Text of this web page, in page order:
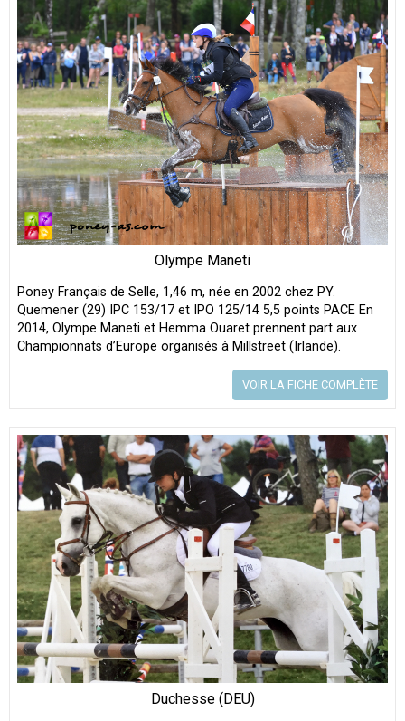
Olympe Maneti
Poney Français de Selle, 1,46 m, née en 2002 chez PY.
Quemener (29) IPC 153/17 et IPO 125/14 5,5 points PACE En
2014, Olympe Maneti et Hemma Ouaret prennent part aux
Championnats d’Europe organisés à Millstreet (Irlande).
VOIR LA FICHE COMPLÈTE
Duchesse (DEU)